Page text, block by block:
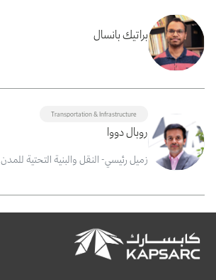
براتيك بانسال
Transportation & Infrastructure
روبال دووا
زميل رئيسي- النقل والبنية التحتية للمدن